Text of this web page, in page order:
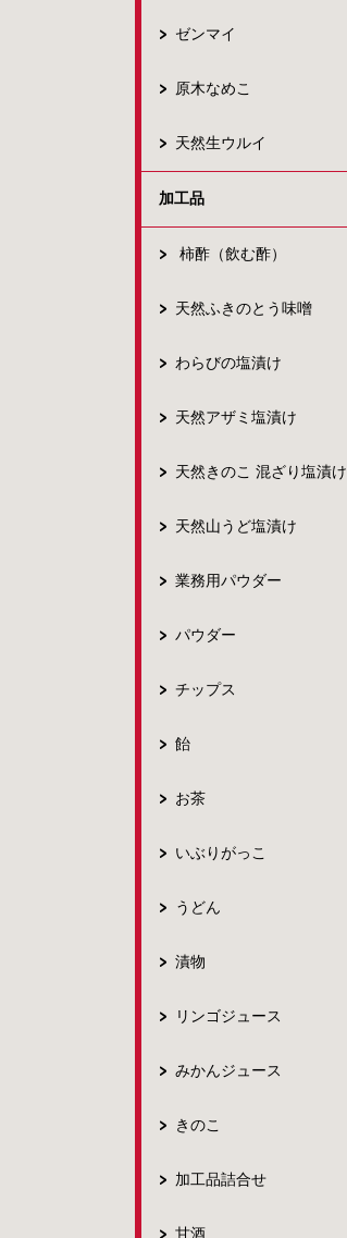
ゼンマイ
原木なめこ
天然生ウルイ
加工品
柿酢（飲む酢）
天然ふきのとう味噌
わらびの塩漬け
天然アザミ塩漬け
天然きのこ 混ざり塩漬け
天然山うど塩漬け
業務用パウダー
パウダー
チップス
飴
お茶
いぶりがっこ
うどん
漬物
リンゴジュース
みかんジュース
きのこ
加工品詰合せ
甘酒